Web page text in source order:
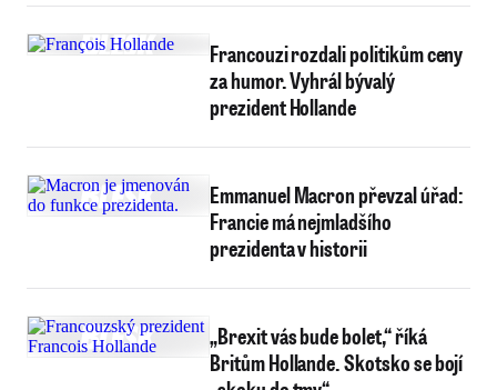
Francouzi rozdali politikům ceny
za humor. Vyhrál bývalý
prezident Hollande
Emmanuel Macron převzal úřad:
Francie má nejmladšího
prezidenta v historii
„Brexit vás bude bolet,“ říká
Britům Hollande. Skotsko se bojí